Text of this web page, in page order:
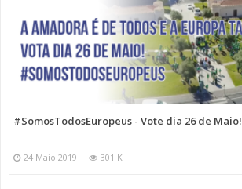
#SomosTodosEuropeus - Vote dia 26 de Maio!
24 Maio 2019 301 K